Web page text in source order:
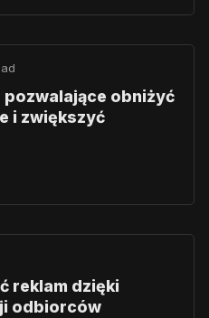
obniżyć
i zwiększyć
reklam dzięki
odbiorców